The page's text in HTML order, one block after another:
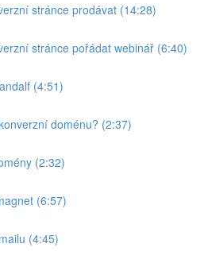
stránce prodávat (14:28)
stránce pořádat webinář (6:40)
(4:51)
doménu? (2:37)
(2:32)
(6:57)
(4:45)